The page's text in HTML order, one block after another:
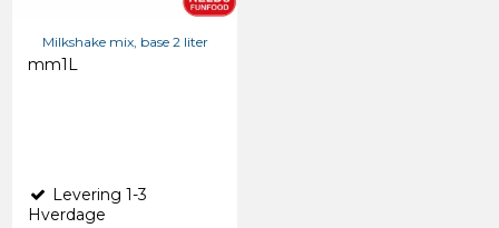
Milkshake mix, base 2 liter
mm1L
Levering 1-3
Hverdage